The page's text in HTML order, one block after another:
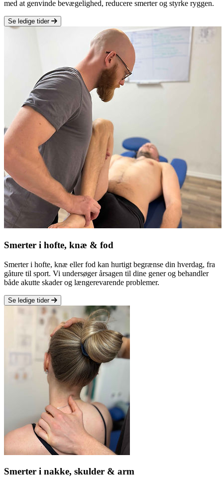
med at genvinde bevægelighed, reducere smerter og styrke ryggen.
Se ledige tider
Smerter i hofte, knæ & fod
Smerter i hofte, knæ eller fod kan hurtigt begrænse din hverdag, fra
gåture til sport. Vi undersøger årsagen til dine gener og behandler
både akutte skader og længerevarende problemer.
Se ledige tider
Smerter i nakke, skulder & arm